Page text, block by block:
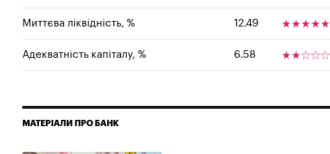
Миттєва ліквідність, % 12.49
Адекватність капіталу, % 6.58
МАТЕРІАЛИ ПРО БАНК